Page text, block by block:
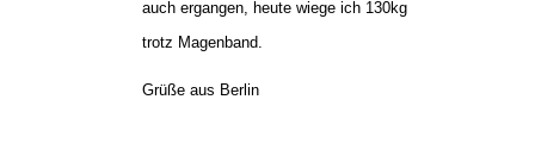
auch ergangen, heute wiege ich 130kg
trotz Magenband.
Grüße aus Berlin